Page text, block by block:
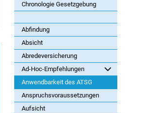
Chronologie Gesetzgebung
Abfindung
Absicht
Abredeversicherung
Ad-Hoc-Empfehlungen
Anwendbarkeit des ATSG
Anspruchsvoraussetzungen
Aufsicht